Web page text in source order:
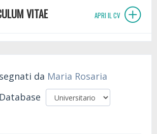
VITAE APRI IL CV
da Maria Rosaria